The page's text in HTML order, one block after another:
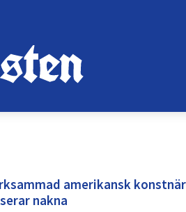
amerikansk
nakna